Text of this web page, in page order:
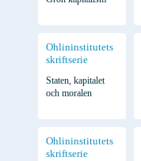
Ohlininstitutets
skriftserie
Staten, kapitalet
och moralen
Ohlininstitutets
skriftserie